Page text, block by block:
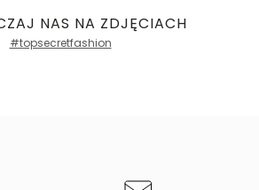
NAS NA ZDJĘCIACH
#topsecretfashion